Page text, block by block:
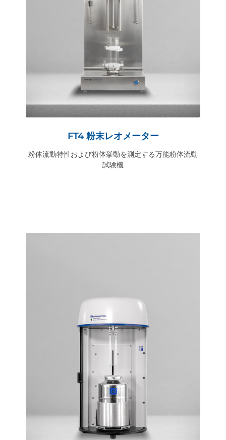
FT4 粉末レオメーター
粉体流動特性および粉体挙動を測定する万能粉体流動
試験機